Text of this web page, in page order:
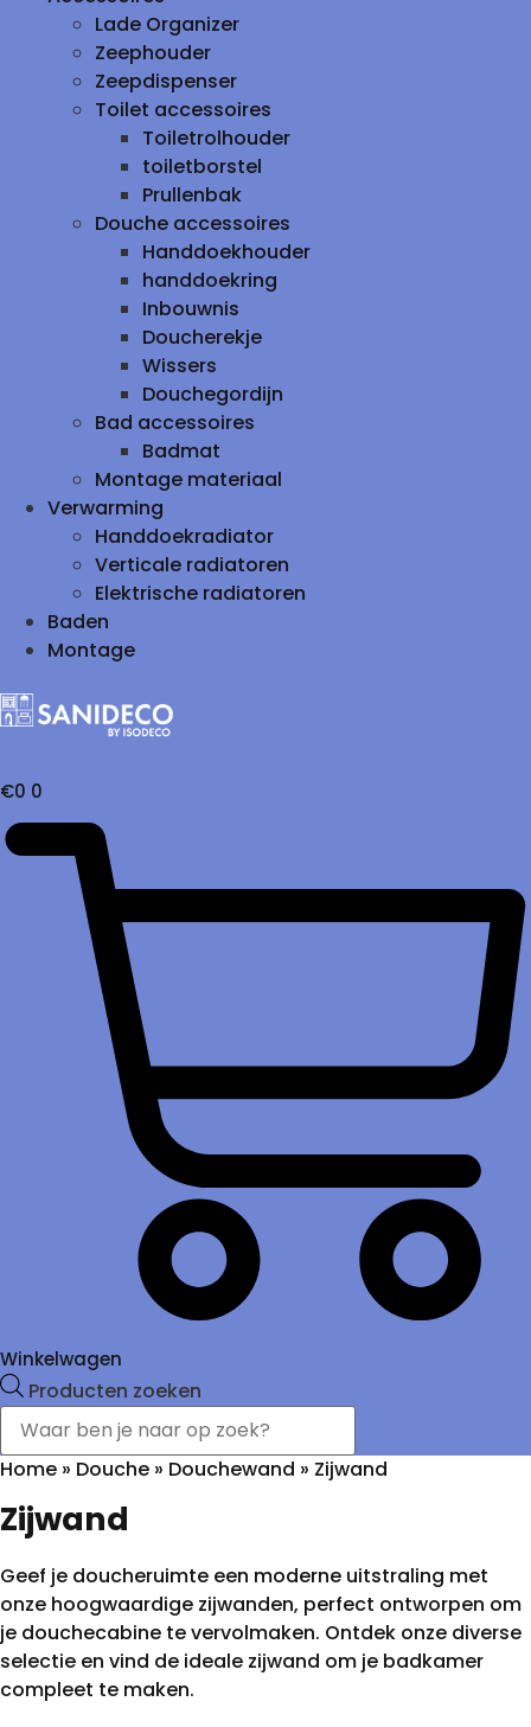
Lade Organizer
Zeephouder
Zeepdispenser
Toilet accessoires
Toiletrolhouder
toiletborstel
Prullenbak
Douche accessoires
Handdoekhouder
handdoekring
Inbouwnis
Doucherekje
Wissers
Douchegordijn
Bad accessoires
Badmat
Montage materiaal
Verwarming
Handdoekradiator
Verticale radiatoren
Elektrische radiatoren
Baden
Montage
€0 0
Winkelwagen
Producten zoeken
Home » Douche » Douchewand » Zijwand
Zijwand
Geef je doucheruimte een moderne uitstraling met
onze hoogwaardige zijwanden, perfect ontworpen om
je douchecabine te vervolmaken. Ontdek onze diverse
selectie en vind de ideale zijwand om je badkamer
compleet te maken.